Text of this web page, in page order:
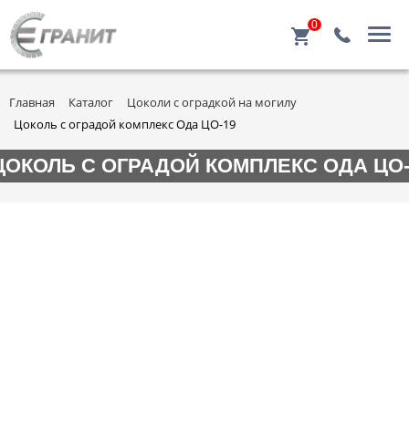
0
Главная Каталог
Цоколи с оградкой на могилу
Цоколь с оградой комплекс Ода ЦО-19
С ОГРАДОЙ КОМПЛЕКС ОДА ЦО-